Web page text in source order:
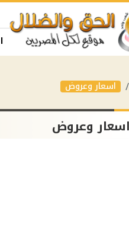
اسعار وعروض
اسعار وعروض